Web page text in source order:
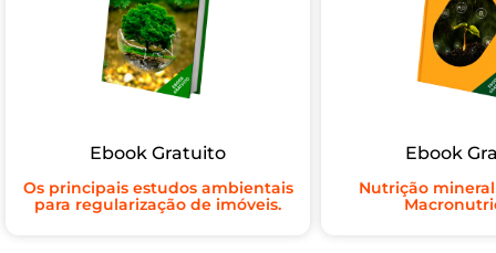
Ebook Gratuito
Os principais estudos ambientais
para regularização de imóveis.
Ebook
Nutrição